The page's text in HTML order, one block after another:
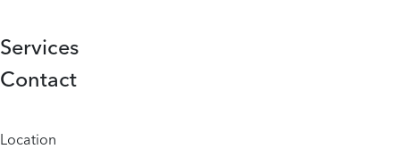
Página de inicio
Info menu
Services
Contact
Location